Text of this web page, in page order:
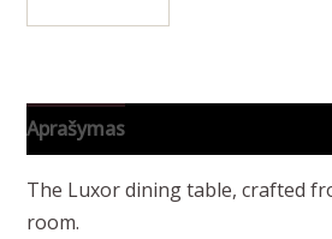
Aprašymas
The Luxor dining table, crafted
room.